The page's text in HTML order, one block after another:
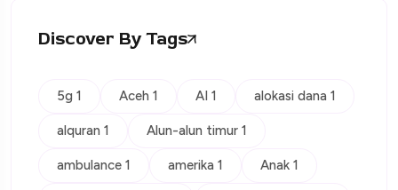
Discover By Tags
5g 1 Aceh 1 AI 1 alokasi dana 1
alquran 1 Alun-alun timur 1
ambulance 1 amerika 1 Anak 1